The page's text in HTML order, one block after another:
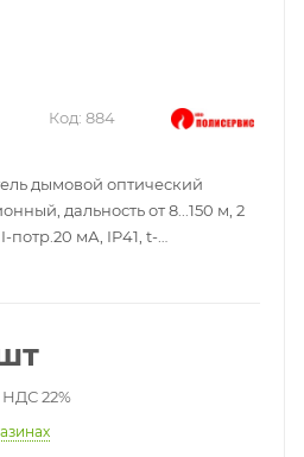
Код: 884
дымовой оптический
дальность от 8...150 м, 2
потр.20 мА, IP41, t-
0,6 кг.
НДС 22%